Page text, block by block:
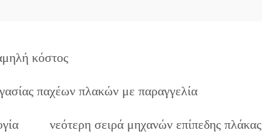
κόστος
παχέων πλακών με παραγγελία
νεότερη σειρά μηχανών επίπεδης πλάκας